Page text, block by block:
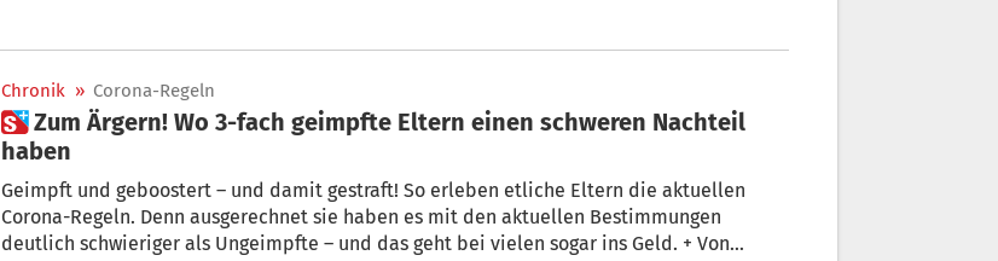
Chronik » Corona-Regeln
 Zum Ärgern! Wo 3-fach geimpfte Eltern einen schweren Nachteil
haben
Geimpft und geboostert – und damit gestraft! So erleben etliche Eltern die aktuellen
Corona-Regeln. Denn ausgerechnet sie haben es mit den aktuellen Bestimmungen
deutlich schwieriger als Ungeimpfte – und das geht bei vielen sogar ins Geld. + Von